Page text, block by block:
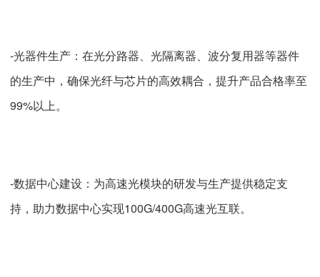
-光器件生产：在光分路器、光隔离器、波分复用器等器件
的生产中，确保光纤与芯片的高效耦合，提升产品合格率至
99%以上。
-数据中心建设：为高速光模块的研发与生产提供稳定支
持，助力数据中心实现100G/400G高速光互联。